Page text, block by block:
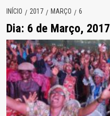
INÍCIO 2017 MARÇO 6
Dia: 6 de Março, 2017